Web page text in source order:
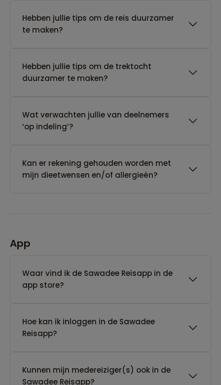
Hebben jullie tips om de reis duurzamer
te maken?
Hebben jullie tips om de trektocht
duurzamer te maken?
Wat verwachten jullie van deelnemers
‘op indeling’?
Kan er rekening gehouden worden met
mijn dieetwensen en/of allergieën?
App
Waar vind ik de Sawadee Reisapp in de
app store?
Hoe kan ik inloggen in de Sawadee
Reisapp?
Kunnen mijn medereiziger(s) ook in de
Sawadee Reisapp?